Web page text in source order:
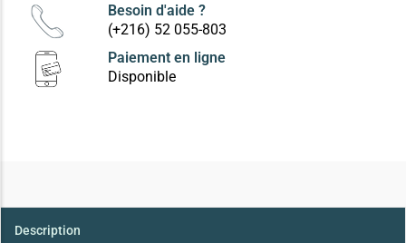
Besoin d'aide ?
(+216) 52 055-803
Paiement en ligne
Disponible
Description